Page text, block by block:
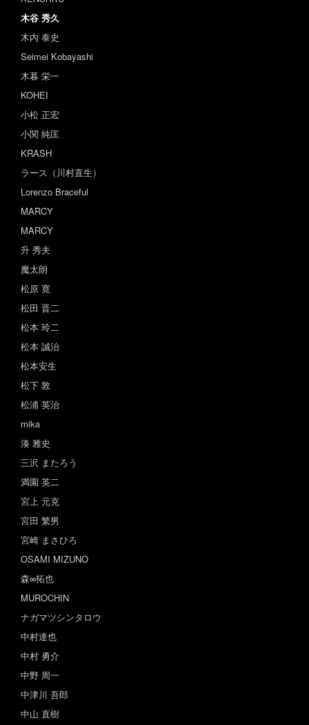
木谷 秀久
木内 泰史
Seimei Kobayashi
木暮 栄一
KOHEI
小松 正宏
小関 純匡
KRASH
ラース（川村直生）
Lorenzo Braceful
MARCY
MARCY
升 秀夫
魔太朗
松原 寛
松田 晋二
松本 玲二
松本 誠治
松本安生
松下 敦
松浦 英治
mika
湊 雅史
三沢 またろう
満園 英二
宮上 元克
宮田 繁男
宮崎 まさひろ
OSAMI MIZUNO
森∞拓也
MUROCHIN
ナガマツシンタロウ
中村達也
中村 勇介
中野 周一
中津川 吾郎
中山 直樹